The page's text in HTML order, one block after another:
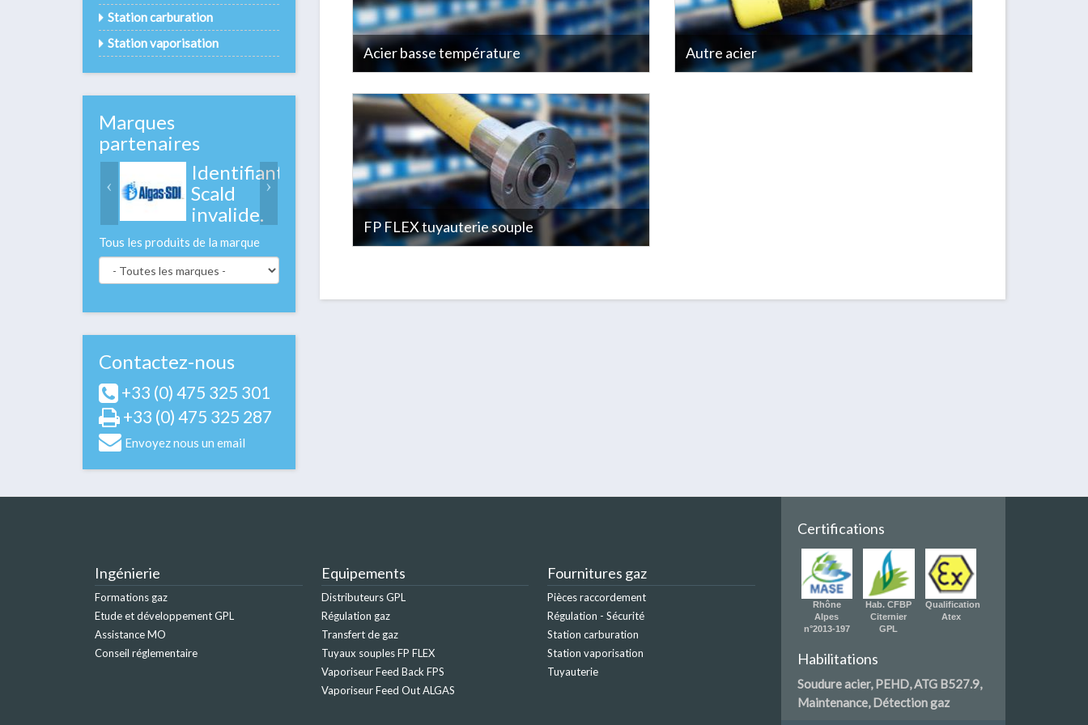
Station carburation
Station vaporisation
Marques
partenaires
Identifiant
Scald
invalide.
Tous les produits de la marque
Contactez-nous
+33 (0) 475 325 301
+33 (0) 475 325 287
Envoyez nous un email
Acier basse température Autre acier
FP FLEX tuyauterie souple
Ingénierie
Formations gaz
Etude et développement GPL
Assistance MO
Conseil réglementaire
Equipements
Distributeurs GPL
Régulation gaz
Transfert de gaz
Tuyaux souples FP FLEX
Vaporiseur Feed Back FPS
Vaporiseur Feed Out ALGAS
Fournitures gaz
Pièces raccordement
Régulation - Sécurité
Station carburation
Station vaporisation
Tuyauterie
Certifications
Rhône
Alpes
n°2013-197
Hab. CFBP
Citernier
GPL
Qualification
Atex
Habilitations
Soudure acier, PEHD, ATG B527.9,
Maintenance, Détection gaz